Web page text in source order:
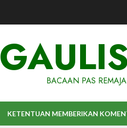
BACAAN PAS
KETENTUAN MEMBERIKAN